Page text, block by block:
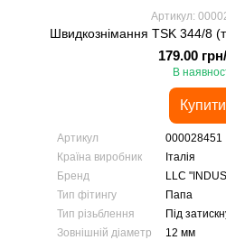
Артикул:
Швидкознімання TSK 344/8
179.00
В
Купити
Артикул
000028451
Країна виробник
Італія
Бренд
LLC
Тип фітингу
Папа
Тип різьблення
Під
Зовнішній діаметр
12 мм